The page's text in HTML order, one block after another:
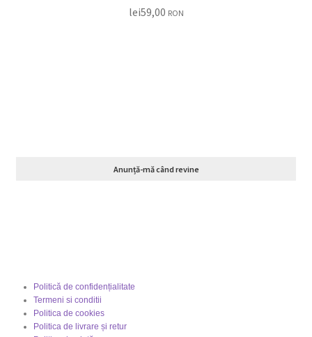
lei59,00 RON
Anunță-mă când revine
Politică de confidențialitate
Termeni si conditii
Politica de cookies
Politica de livrare și retur